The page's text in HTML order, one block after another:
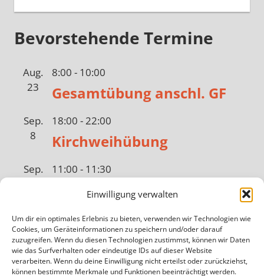
Einwilligung verwalten
Um dir ein optimales Erlebnis zu bieten, verwenden wir Technologien wie
Cookies, um Geräteinformationen zu speichern und/oder darauf
zuzugreifen. Wenn du diesen Technologien zustimmst, können wir Daten
wie das Surfverhalten oder eindeutige IDs auf dieser Website
verarbeiten. Wenn du deine Einwilligung nicht erteilst oder zurückziehst,
können bestimmte Merkmale und Funktionen beeinträchtigt werden.
Bevorstehende Termine
Aug.
23
8:00 - 10:00
Gesamtübung anschl. GF
Sep.
8
18:00 -22:00
Kirchweihübung
Sep.
11:00 - 11:30
Bundeswarntag
Sep.
19
12:15-12:30
Sirenenprobe
Sep.
19:00-21:00